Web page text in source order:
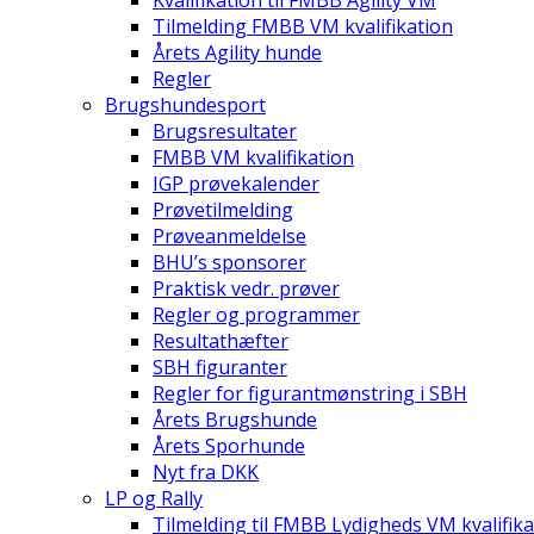
Tilmelding FMBB VM kvalifikation
Årets Agility hunde
Regler
Brugshundesport
Brugsresultater
FMBB VM kvalifikation
IGP prøvekalender
Prøvetilmelding
Prøveanmeldelse
BHU’s sponsorer
Praktisk vedr. prøver
Regler og programmer
Resultathæfter
SBH figuranter
Regler for figurantmønstring i SBH
Årets Brugshunde
Årets Sporhunde
Nyt fra DKK
LP og Rally
Tilmelding til FMBB Lydigheds VM